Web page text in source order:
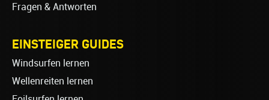
Fragen & Antworten
EINSTEIGER GUIDES
Windsurfen lernen
Wellenreiten lernen